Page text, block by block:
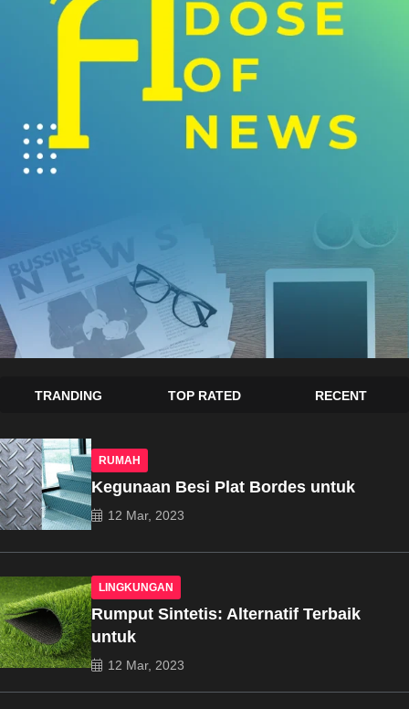
TRANDING TOP RATED RECENT
RUMAH
Kegunaan Besi Plat Bordes untuk
12 Mar, 2023
LINGKUNGAN
Rumput Sintetis: Alternatif Terbaik
untuk
12 Mar, 2023